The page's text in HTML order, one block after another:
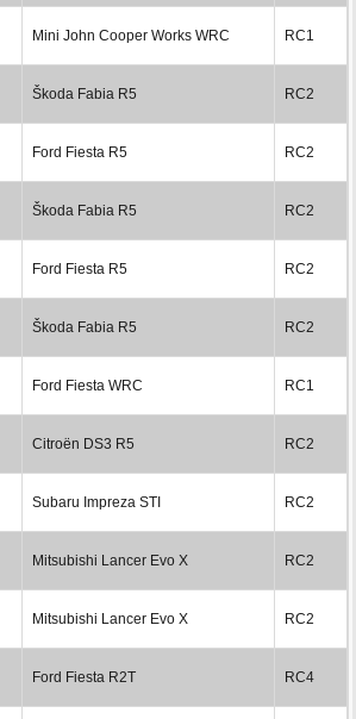
Mini John Cooper Works WRC RC1
Škoda Fabia R5 RC2
Ford Fiesta R5 RC2
Škoda Fabia R5 RC2
Ford Fiesta R5 RC2
Škoda Fabia R5 RC2
Ford Fiesta WRC RC1
Citroën DS3 R5 RC2
Subaru Impreza STI RC2
Mitsubishi Lancer Evo X RC2
Mitsubishi Lancer Evo X RC2
Ford Fiesta R2T RC4